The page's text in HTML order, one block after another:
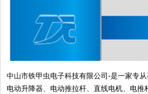
中山市铁甲虫电子科技有限公司-是一家专
电动升降器、电动推拉杆、直线电机、电